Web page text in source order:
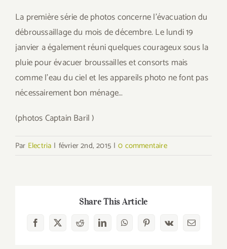
La première série de photos concerne l’évacuation du
débroussaillage du mois de décembre. Le lundi 19
janvier a également réuni quelques courageux sous la
pluie pour évacuer broussailles et consorts mais
comme l’eau du ciel et les appareils photo ne font pas
nécessairement bon ménage…
(photos Captain Baril )
Par Electria | février 2nd, 2015 | 0 commentaire
Share This Article
Facebook
X RedditLinkedInWhatsAppPinterest
Vk Email